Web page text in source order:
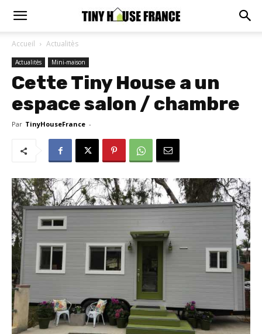
Accueil Actualitès
Actualitès Mini-maison
Cette Tiny House a un
espace salon / chambre
Par TinyHouseFrance -